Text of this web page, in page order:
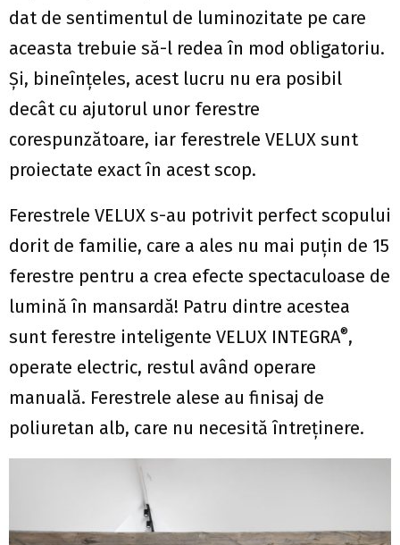
dat de sentimentul de luminozitate pe care
aceasta trebuie să-l redea în mod obligatoriu.
Și, bineînțeles, acest lucru nu era posibil
decât cu ajutorul unor ferestre
corespunzătoare, iar ferestrele VELUX sunt
proiectate exact în acest scop.
Ferestrele VELUX s-au potrivit perfect scopului
dorit de familie, care a ales nu mai puțin de 15
ferestre pentru a crea efecte spectaculoase de
lumină în mansardă! Patru dintre acestea
sunt ferestre inteligente VELUX INTEGRA®,
operate electric, restul având operare
manuală. Ferestrele alese au finisaj de
poliuretan alb, care nu necesită întreținere.